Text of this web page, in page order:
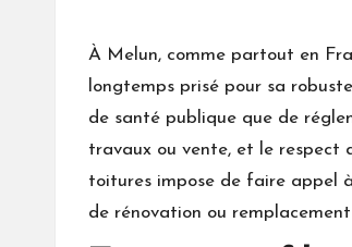
À Melun, comme partout en
longtemps prisé pour sa
de santé publique que de
travaux ou vente, et le respect
toitures impose de faire appel
de rénovation ou